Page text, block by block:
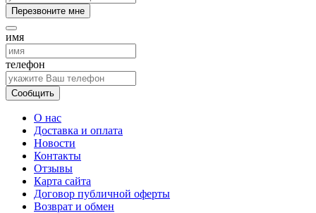
Перезвоните мне
имя
телефон
Сообщить
О нас
Доставка и оплата
Новости
Контакты
Отзывы
Карта сайта
Договор публичной оферты
Возврат и обмен